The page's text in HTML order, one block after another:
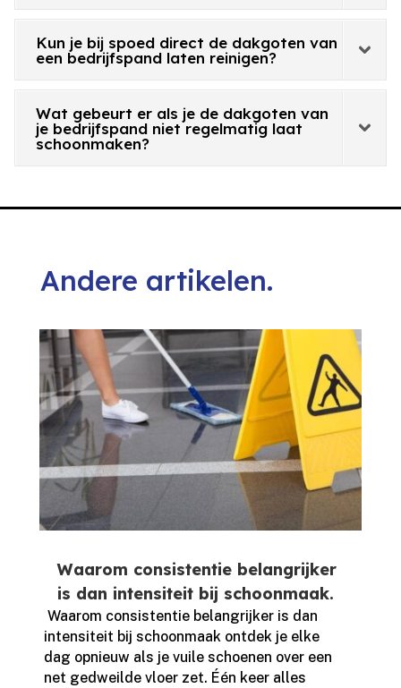
Kun je bij spoed direct de dakgoten van
een bedrijfspand laten reinigen?
Wat gebeurt er als je de dakgoten van
je bedrijfspand niet regelmatig laat
schoonmaken?
Andere artikelen.
Waarom consistentie belangrijker
is dan intensiteit bij schoonmaak.
​ Waarom consistentie belangrijker is dan
intensiteit bij schoonmaak ontdek je elke
dag opnieuw als je vuile schoenen over een
net gedweilde vloer zet.​ Één keer alles